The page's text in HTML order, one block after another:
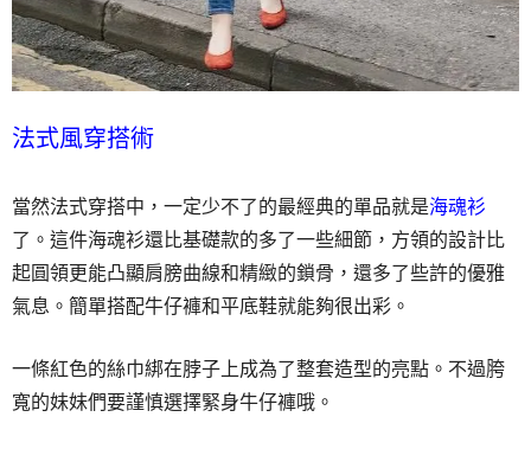
法式風穿搭術
當然法式穿搭中，一定少不了的最經典的單品就是海魂衫
了。這件海魂衫還比基礎款的多了一些細節，方領的設計比
起圓領更能凸顯肩膀曲線和精緻的鎖骨，還多了些許的優雅
氣息。簡單搭配牛仔褲和平底鞋就能夠很出彩。
一條紅色的絲巾綁在脖子上成為了整套造型的亮點。不過胯
寬的妹妹們要謹慎選擇緊身牛仔褲哦。